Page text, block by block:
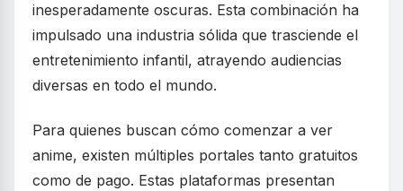
inesperadamente oscuras. Esta combinación ha
impulsado una industria sólida que trasciende el
entretenimiento infantil, atrayendo audiencias
diversas en todo el mundo.
Para quienes buscan cómo comenzar a ver
anime, existen múltiples portales tanto gratuitos
como de pago. Estas plataformas presentan